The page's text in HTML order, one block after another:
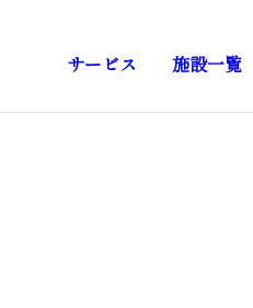
サービス 施設一覧